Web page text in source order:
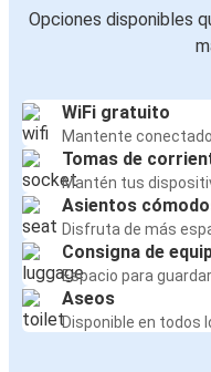
Opciones disponibles
WiFi gratuito
Mantente
Tomas de
Mantén tus
Asientos
Disfruta de más
Consigna de
Espacio para
Aseos
Disponible en todos